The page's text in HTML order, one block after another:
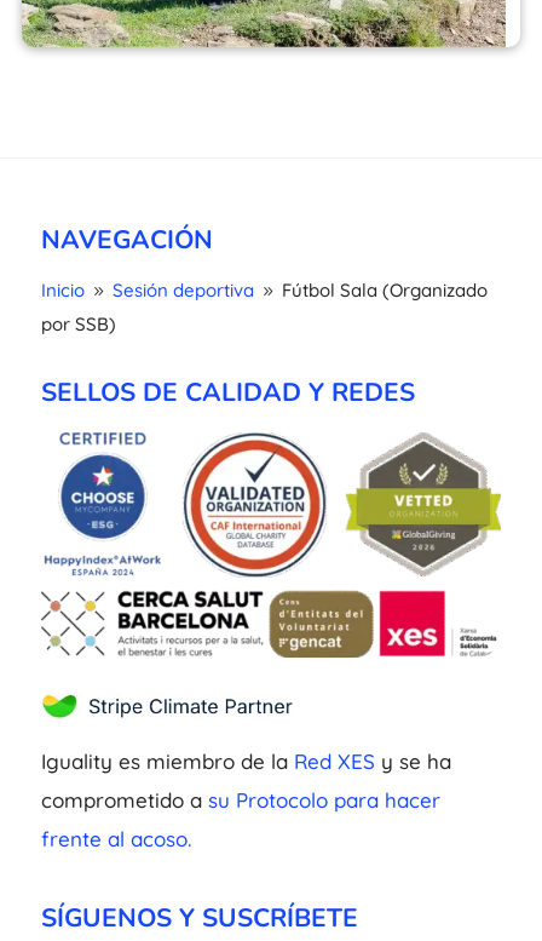
NAVEGACIÓN
Inicio 9 Sesión deportiva 9 Fútbol Sala (Organizado
por SSB)
SELLOS DE CALIDAD Y REDES
Iguality es miembro de la Red XES y se ha
comprometido a su Protocolo para hacer
frente al acoso.
SÍGUENOS Y SUSCRÍBETE